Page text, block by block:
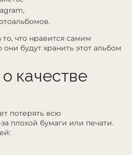
что нравится самим
будут хранить этот альбом
качестве
потерять всю
плохой бумаги или печати.